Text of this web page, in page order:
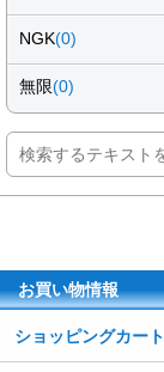
NGK(0)
無限(0)
お買い物情報
ショッピングカート